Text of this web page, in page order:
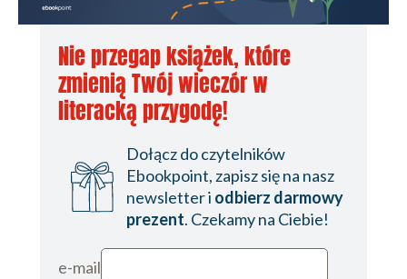
Nie przegap książek, które
zmienią Twój wieczór w
literacką przygodę!
Dołącz do czytelników
Ebookpoint, zapisz się na nasz
newsletter i odbierz darmowy
prezent. Czekamy na Ciebie!
e-mail